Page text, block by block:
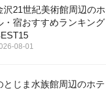
沢21世紀美術館周辺の
・宿おすすめランキング
08-01
とじま水族館周辺のホテ